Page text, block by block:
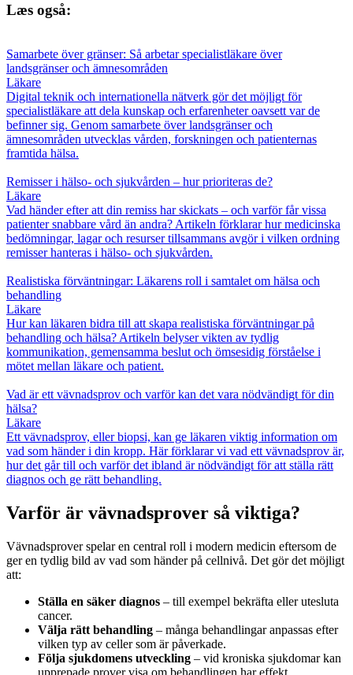
Læs også:
Samarbete över gränser: Så arbetar specialistläkare över
landsgränser och ämnesområden
Läkare
Digital teknik och internationella nätverk gör det möjligt för
specialistläkare att dela kunskap och erfarenheter oavsett var de
befinner sig. Genom samarbete över landsgränser och
ämnesområden utvecklas vården, forskningen och patienternas
framtida hälsa.
Remisser i hälso- och sjukvården – hur prioriteras de?
Läkare
Vad händer efter att din remiss har skickats – och varför får vissa
patienter snabbare vård än andra? Artikeln förklarar hur medicinska
bedömningar, lagar och resurser tillsammans avgör i vilken ordning
remisser hanteras i hälso- och sjukvården.
Realistiska förväntningar: Läkarens roll i samtalet om hälsa och
behandling
Läkare
Hur kan läkaren bidra till att skapa realistiska förväntningar på
behandling och hälsa? Artikeln belyser vikten av tydlig
kommunikation, gemensamma beslut och ömsesidig förståelse i
mötet mellan läkare och patient.
Vad är ett vävnadsprov och varför kan det vara nödvändigt för din
hälsa?
Läkare
Ett vävnadsprov, eller biopsi, kan ge läkaren viktig information om
vad som händer i din kropp. Här förklarar vi vad ett vävnadsprov är,
hur det går till och varför det ibland är nödvändigt för att ställa rätt
diagnos och ge rätt behandling.
Varför är vävnadsprover så viktiga?
Vävnadsprover spelar en central roll i modern medicin eftersom de
ger en tydlig bild av vad som händer på cellnivå. Det gör det möjligt
att:
Ställa en säker diagnos – till exempel bekräfta eller utesluta
cancer.
Välja rätt behandling – många behandlingar anpassas efter
vilken typ av celler som är påverkade.
Följa sjukdomens utveckling – vid kroniska sjukdomar kan